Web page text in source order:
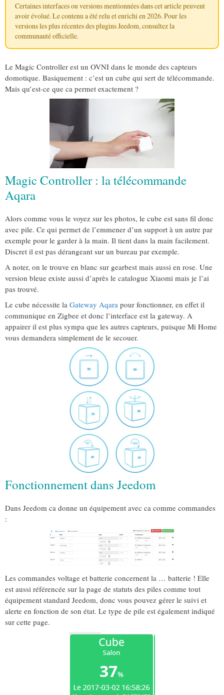
Certaines interfaces ou versions mentionnées dans cet article peuvent
avoir évolué. Le contenu a été relu et enrichi en 2026. Pour les
versions les plus récentes des plugins Jeedom, consultez la
communauté officielle.
Le Magic Controller est un OVNI dans le monde des capteurs
domotique. Basiquement : c’est un cube qui sert de télécommande.
Mais qu’est-ce que ca permet exactement ?
Magic Controller : la télécommande
Aqara
Alors comme vous le voyez sur les photos, le cube est sans fil donc
avec pile. Ce qui permet de l’emmener d’un support à un autre par
exemple pour le garder à la main. Il tient dans la main facilement.
Discret il est pas dérangeant sur un bureau par exemple.
A noter, on le trouve en blanc sur gearbest mais aussi en rose. Une
version bleue existe aussi d’après le catalogue Xiaomi mais je l’ai
pas trouvé.
Le cube nécessite la Gateway Aqara pour fonctionner, en effet il
communique en Zigbee et donc l’interface est la gateway. A
appairer il est plus sympa que les autres capteurs, puisque Mi Home
vous demandera simplement de le secouer.
Fonctionnement dans Jeedom
Dans Jeedom ca donne un équipement avec ca comme commandes
:
Les commandes voltage et batterie concernent la … batterie ! Elle
est aussi référencée sur la page de statuts des piles comme tout
équipement standard Jeedom, donc vous pouvez gérer le suivi et
alerte en fonction de son état. Le type de pile est également indiqué
sur cette page.